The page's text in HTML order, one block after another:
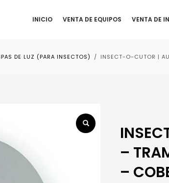
INICIO VENTA DE EQUIPOS VENTA DE
DE LUZ (PARA INSECTOS) INSECT-O-CUTOR |
–
–